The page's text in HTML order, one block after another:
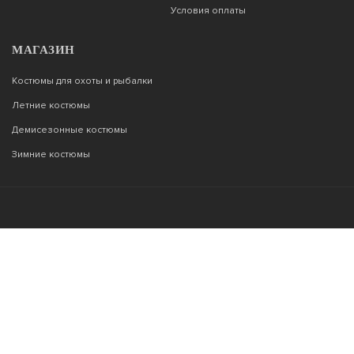
Условия оплаты
МАГАЗИН
Костюмы для охоты и рыбалки
Летние костюмы
Демисезонные костюмы
Зимние костюмы